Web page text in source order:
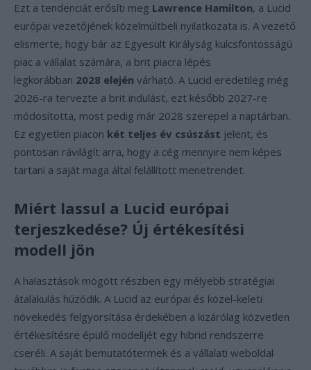
Ezt a tendenciát erősíti meg Lawrence Hamilton, a Lucid
európai vezetőjének közelmúltbeli nyilatkozata is. A vezető
elismerte, hogy bár az Egyesült Királyság kulcsfontosságú
piac a vállalat számára, a brit piacra lépés
legkorábban 2028 elején várható. A Lucid eredetileg még
2026-ra tervezte a brit indulást, ezt később 2027-re
módosította, most pedig már 2028 szerepel a naptárban.
Ez egyetlen piacon két teljes év csúszást jelent, és
pontosan rávilágít arra, hogy a cég mennyire nem képes
tartani a saját maga által felállított menetrendet.
Miért lassul a Lucid európai
terjeszkedése? Új értékesítési
modell jön
A halasztások mögött részben egy mélyebb stratégiai
átalakulás húzódik. A Lucid az európai és közel-keleti
növekedés felgyorsítása érdekében a kizárólag közvetlen
értékesítésre épülő modelljét egy hibrid rendszerre
cseréli. A saját bemutatótermek és a vállalati weboldal